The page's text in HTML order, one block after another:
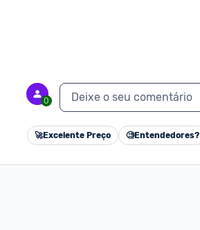
0 Deixe o seu comentário
🚀Excelente Preço 🧐Entendedores?